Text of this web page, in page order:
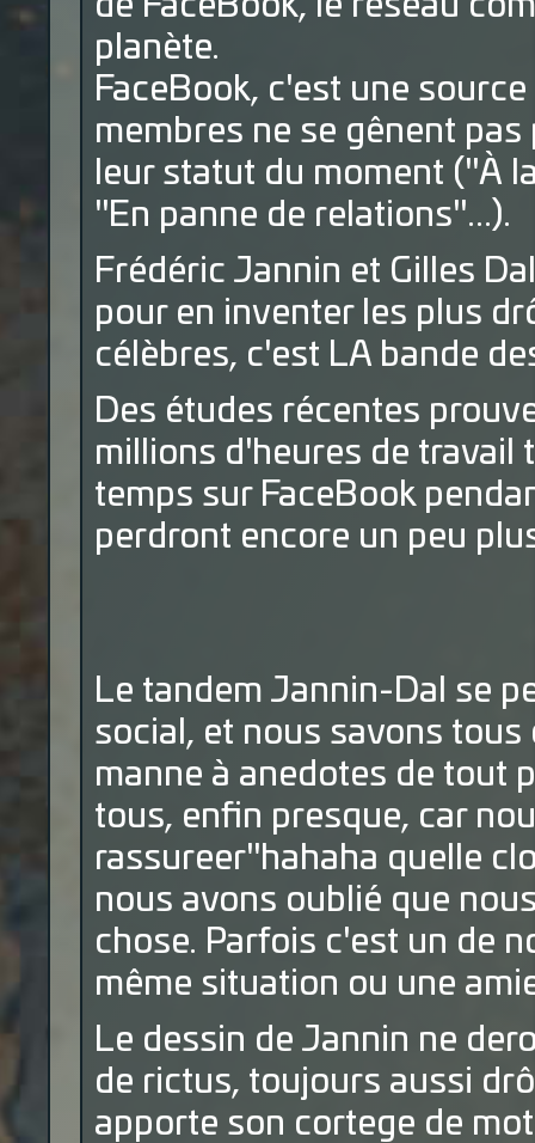
planète.
FaceBook, c'est une
membres ne se gênent
leur statut du moment ("À
"En panne de relations"...).
Frédéric Jannin et Gilles
pour en inventer les plus
célèbres, c'est LA bande
Des études récentes
millions d'heures de travail
temps sur FaceBook
perdront encore un peu
Le tandem Jannin-Dal se
social, et nous savons
manne à anedotes de tout
tous, enfin presque, car
rassureer"hahaha quelle
nous avons oublié que
chose. Parfois c'est un de
même situation ou une
Le dessin de Jannin ne
de rictus, toujours aussi
apporte son cortege de